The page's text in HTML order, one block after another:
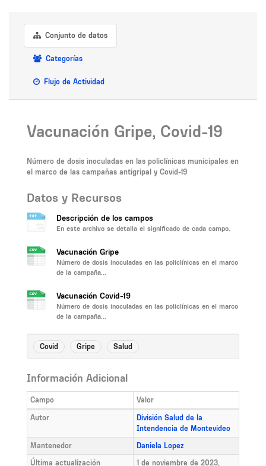
Conjunto de datos
Categorías
Flujo de Actividad
Vacunación Gripe, Covid-19
Número de dosis inoculadas en las policlínicas municipales en
el marco de las campañas antigripal y Covid-19
Datos y Recursos
Descripción de los campos
En este archivo se detalla el significado de cada campo.
Vacunación Gripe
Número de dosis inoculadas en las policlínicas en el marco
de la campaña...
Vacunación Covid-19
Número de dosis inoculadas en las policlínicas en el marco
de la campaña...
Covid Gripe Salud
Información Adicional
Campo
Valor
Autor
División Salud de la
Intendencia de Montevideo
Mantenedor
Daniela Lopez
Última actualización
1 de noviembre de 2023,